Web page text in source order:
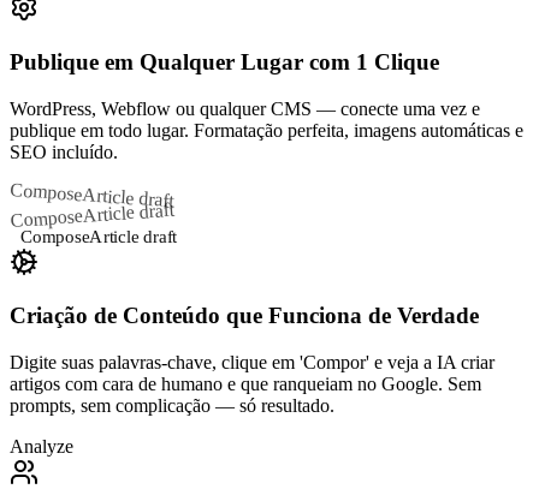
Publique em Qualquer Lugar com 1 Clique
WordPress, Webflow ou qualquer CMS — conecte uma vez e
publique em todo lugar. Formatação perfeita, imagens automáticas e
SEO incluído.
ComposeArticle draft
ComposeArticle draft
ComposeArticle draft
Criação de Conteúdo que Funciona de Verdade
Digite suas palavras-chave, clique em 'Compor' e veja a IA criar
artigos com cara de humano e que ranqueiam no Google. Sem
prompts, sem complicação — só resultado.
Analyze